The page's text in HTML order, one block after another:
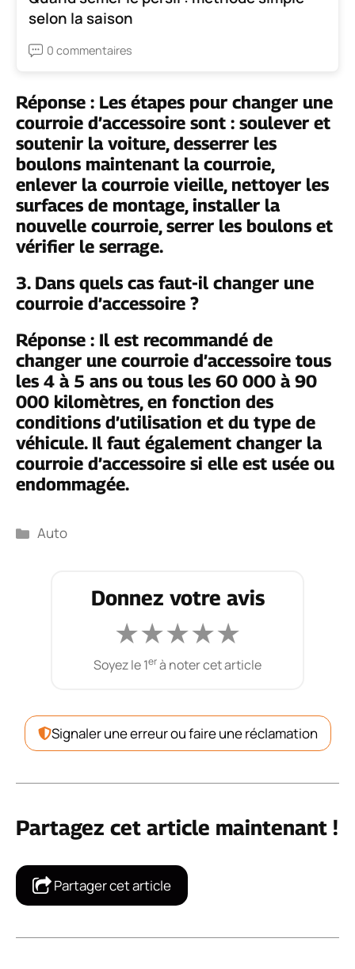
selon la saison
0 commentaires
Réponse : Les étapes pour changer une
courroie d’accessoire sont : soulever et
soutenir la voiture, desserrer les
boulons maintenant la courroie,
enlever la courroie vieille, nettoyer les
surfaces de montage, installer la
nouvelle courroie, serrer les boulons et
vérifier le serrage.
3. Dans quels cas faut-il changer une
courroie d’accessoire ?
Réponse : Il est recommandé de
changer une courroie d’accessoire tous
les 4 à 5 ans ou tous les 60 000 à 90
000 kilomètres, en fonction des
conditions d’utilisation et du type de
véhicule. Il faut également changer la
courroie d’accessoire si elle est usée ou
endommagée.
Catégories
Auto
Donnez votre avis
★★★★★
Soyez le 1erà noter cet article
Signaler une erreur ou faire une réclamation
Partagez cet article maintenant !
Partager cet article